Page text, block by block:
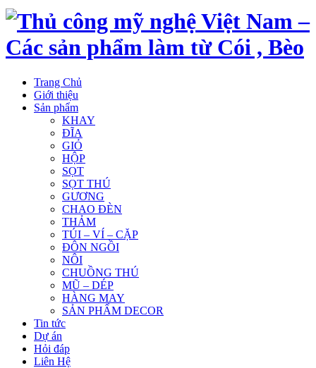
Trang Chủ
Giới thiệu
Sản phẩm
KHAY
ĐĨA
GIỎ
HỘP
SỌT
SỌT THÚ
GƯƠNG
CHAO ĐÈN
THẢM
TÚI – VÍ – CẶP
ĐÔN NGỒI
NÔI
CHUỒNG THÚ
MŨ – DÉP
HÀNG MAY
SẢN PHẨM DECOR
Tin tức
Dự án
Hỏi đáp
Liên Hệ